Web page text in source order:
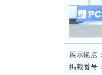
展示拠点：
掲載番号：